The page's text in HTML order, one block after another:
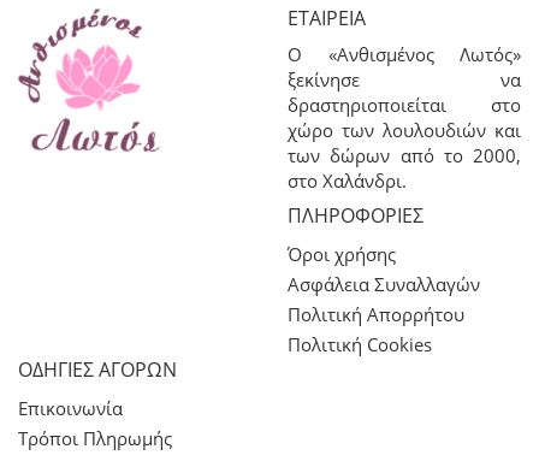
ΕΤΑΙΡΕΊΑ
Ο «Ανθισμένος Λωτός»
ξεκίνησε να
δραστηριοποιείται στο
χώρο των λουλουδιών και
των δώρων από το 2000,
στο Χαλάνδρι.
ΠΛΗΡΟΦΟΡΊΕΣ
Όροι χρήσης
Ασφάλεια Συναλλαγών
Πολιτική Απορρήτου
Πολιτική Cookies
ΟΔΗΓΙΕΣ ΑΓΟΡΩΝ
Επικοινωνία
Τρόποι Πληρωμής